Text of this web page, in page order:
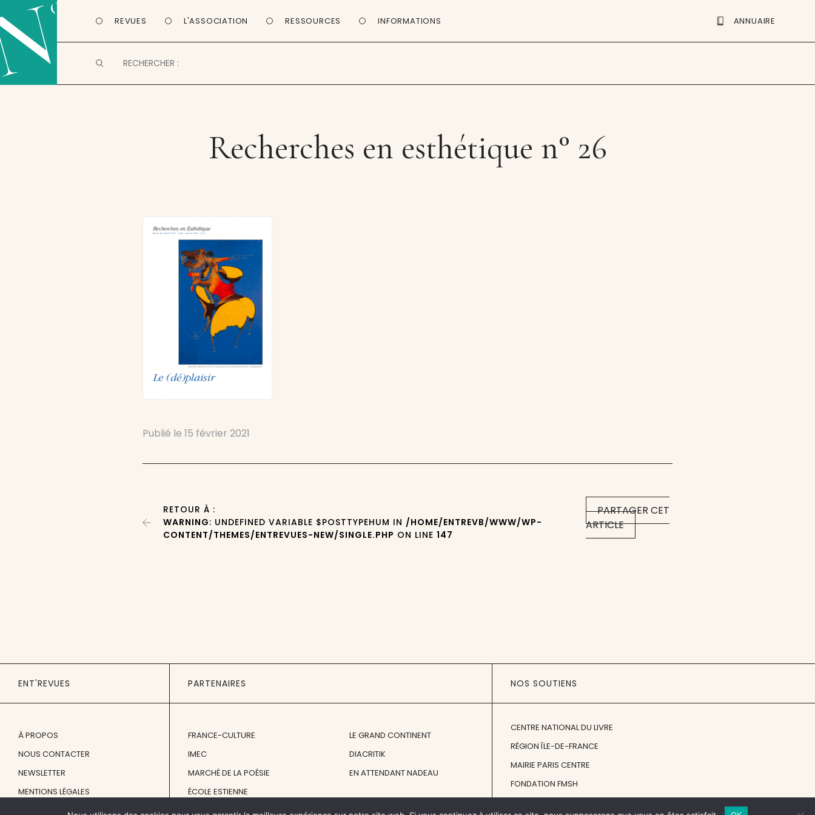
REVUES L'ASSOCIATION RESSOURCES INFORMATIONS ANNUAIRE
Recherches en esthétique n° 26
Publié le15 février 2021
PARTAGER CET
ARTICLE
RETOUR À :
WARNING: UNDEFINED VARIABLE $POSTTYPEHUM IN /HOME/ENTREVB/WWW/WP-
CONTENT/THEMES/ENTREVUES-NEW/SINGLE.PHP ON LINE147
ENT'REVUES
À PROPOS
NOUS CONTACTER
NEWSLETTER
MENTIONS LÉGALES
PARTENAIRES
FRANCE-CULTURE
IMEC
MARCHÉ DE LA POÉSIE
ÉCOLE ESTIENNE
LE GRAND CONTINENT
DIACRITIK
EN ATTENDANT NADEAU
NOS SOUTIENS
CENTRE NATIONAL DU LIVRE
RÉGION ÎLE-DE-FRANCE
MAIRIE PARIS CENTRE
FONDATION FMSH